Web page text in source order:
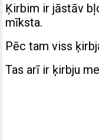
Ķirbim ir jāstāv
mīksta.
Pēc tam viss
Tas arī ir ķirbju